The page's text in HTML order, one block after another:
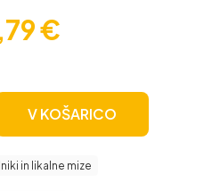
€
V KOŠARICO
in likalne mize